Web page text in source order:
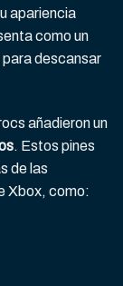
apariencia
como un
para descansar
añadieron un
. Estos pines
de las
Xbox, como: